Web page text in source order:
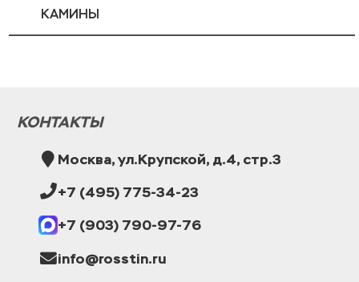
КАМИНЫ
КОНТАКТЫ
Москва, ул.Крупской, д.4, стр.3
+7 (495) 775-34-23
+7 (903) 790-97-76
info@rosstin.ru